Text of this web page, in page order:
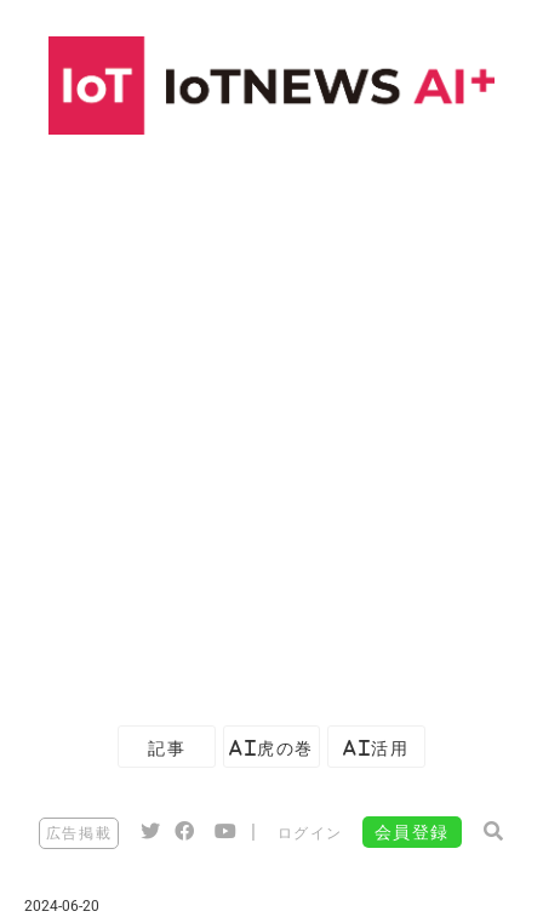
記事 AI虎の巻 AI活用
広告掲載 ログイン 会員登録
2024-06-20